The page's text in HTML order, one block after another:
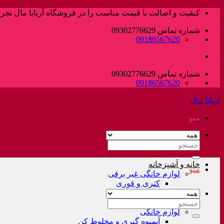
پرش
محتوا
کیفیت و اصالت با قیمت مناسب را در فروشگاه آربابا مال
شماره تماس 09302776629
09186567620
شماره تماس 09302776629
09186567620
آربابا مال
منو
جستجو
خانه و آشپزخانه
لوازم خانگی غیر برقی
کتری و قوری
لوازم خانگی
آبمیوه گیری و مخلوط کن
منو
جستجو
برای: